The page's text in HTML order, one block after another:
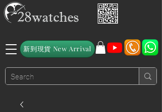
新到現貨 New Arrival